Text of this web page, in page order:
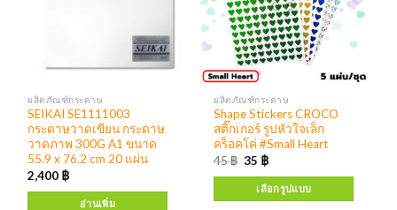
ผลิตภัณฑ์กระดาษ
SEIKAI SE1111003
กระดาษวาดเขียน กระดาษ
วาดภาพ 300G A1 ขนาด
55.9 x 76.2 cm 20 แผ่น
2,400 ฿
อ่านเพิ่ม
ผลิตภัณฑ์กระดาษ
Shape Stickers CROCO
สติ๊กเกอร์ รูปหัวใจเล็ก
คร็อคโค่ #Small Heart
45฿ 35 ฿
เลือกรูปแบบ